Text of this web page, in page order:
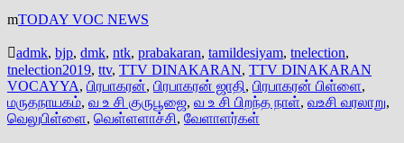
TODAY VOC NEWS
admk, bjp, dmk, ntk, prabakaran, tamildesiyam, tnelection,
tnelection2019, ttv, TTV DINAKARAN, TTV DINAKARAN
VOCAYYA, பிரபாகரன், பிரபாகரன் ஜாதி, பிரபாகரன் பிள்ளை,
மருதநாயகம், வ உ சி குருபூஜை, வ உ சி பிறந்த நாள், வஉசி வரலாறு,
வெலுபிள்ளை, வெள்ளளாச்சி, வேளாளர்கள்